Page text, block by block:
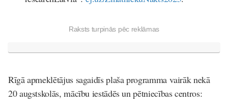
Raksts turpinās pēc reklāmas
Rīgā apmeklētājus sagaidīs plaša programma vairāk nekā
20 augstskolās, mācību iestādēs un pētniecības centros: